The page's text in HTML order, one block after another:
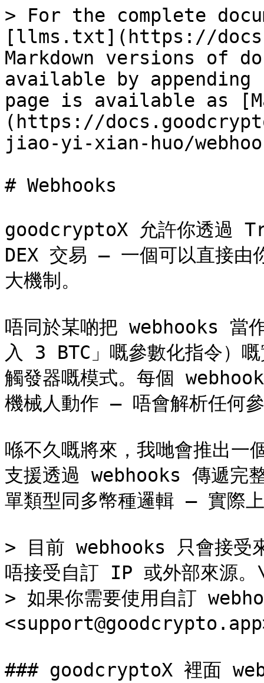
> For the complete
[llms.txt](https://
Markdown versions of
available by
page is available as
(https://
jiao-yi-xian-huo/
# Webhooks
goodcryptoX 允許你透過
DEX 交易 — 一個可以直接由
大機制。
唔同於某啲把 webhooks 當
入 3 BTC」嘅參數化指令）
觸發器嘅模式。每個
機械人動作 — 唔會解析任何
喺不久嘅將來，我哋會推出
支援透過 webhooks 傳遞完
單類型同多幣種邏輯 — 實際
> 目前 webhooks 只會接
唔接受自訂 IP 或外部來源
> 如果你需要使用自訂
### goodcryptoX 裡面